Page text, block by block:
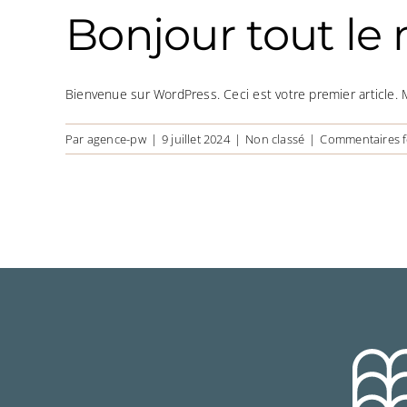
Bonjour tout le
Bienvenue sur WordPress. Ceci est votre premier article.
Par agence-pw | 9 juillet 2024 | Non classé | Commentaires